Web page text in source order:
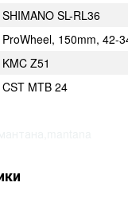
SHIMANO SL-RL36
ProWheel, 150mm, 42-
KMC Z51
CST MTB 24